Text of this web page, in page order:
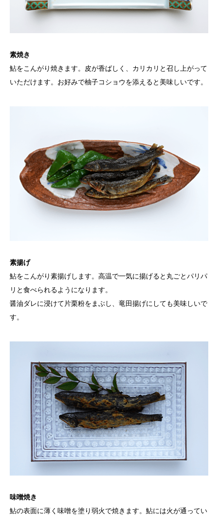
素焼き
鮎をこんがり焼きます。皮が香ばしく、カリカリと召し上がって
いただけます。お好みで柚子コショウを添えると美味しいです。
素揚げ
鮎をこんがり素揚げします。高温で一気に揚げると丸ごとパリパ
リと食べられるようになります。
醤油ダレに浸けて片栗粉をまぶし、竜田揚げにしても美味しいで
す。
味噌焼き
鮎の表面に薄く味噌を塗り弱火で焼きます。鮎には火が通ってい